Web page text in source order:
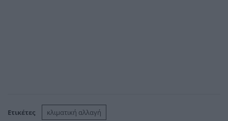
Ετικέτες κλιματική αλλαγή